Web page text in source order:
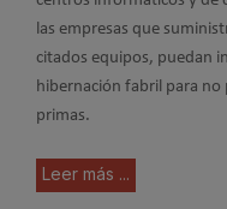
las empresas que
citados equipos, puedan
hibernación fabril para no
primas.
Leer más ...